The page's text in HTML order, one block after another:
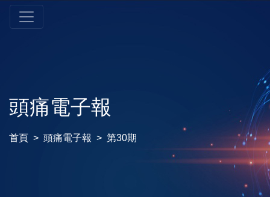
頭痛電子報
首頁 頭痛電子報 第30期